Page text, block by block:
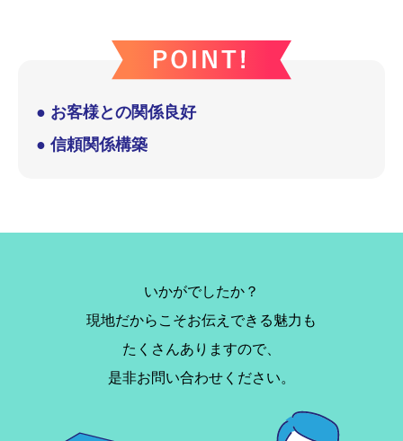
● お客様との関係良好
● 信頼関係構築
いかがでしたか？
現地だからこそお伝えできる魅力も
たくさんありますので、
是非お問い合わせください。